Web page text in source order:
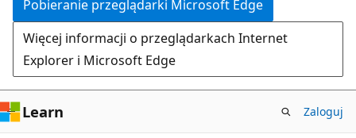
Pobieranie przeglądarki Microsoft Edge
Więcej informacji o przeglądarkach Internet
Explorer i Microsoft Edge
Learn Zaloguj